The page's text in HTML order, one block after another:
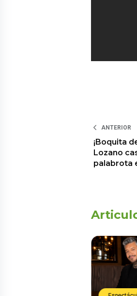
ANTERIOR
¡Boquita
Lozano
palabrota